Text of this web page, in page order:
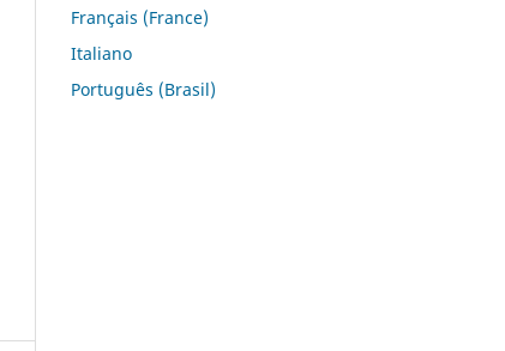
Français (France)
Italiano
Português (Brasil)